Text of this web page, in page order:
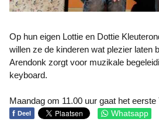
Op hun eigen Lottie en Dottie
willen ze de kinderen wat plezier laten
Arendonk zorgt voor muzikale
keyboard.
Maandag om 11.00 uur gaat het eerste
f Deel Whatsapp